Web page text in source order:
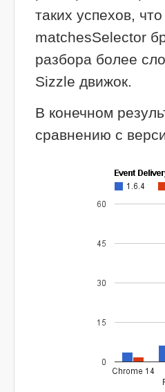
таких успехов,
matchesSelector
разбора более
Sizzle движок.
В конечном
сравнению с